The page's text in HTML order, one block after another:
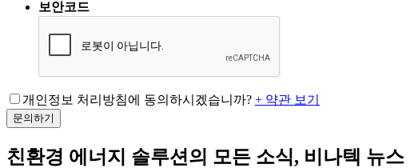
보안코드
개인정보 처리방침에 동의하시겠습니까? + 약관 보기
문의하기
친환경 에너지 솔루션의 모든 소식, 비나텍 뉴스